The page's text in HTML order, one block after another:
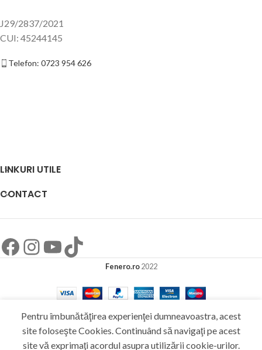
J29/2837/2021
CUI: 45244145
Telefon: 0723 954 626
LINKURI UTILE
CONTACT
Fenero.ro 2022
Pentru îmbunătăţirea experienţei dumneavoastra, acest
site foloseşte Cookies. Continuând să navigaţi pe acest
site vă exprimaţi acordul asupra utilizării cookie-urilor.